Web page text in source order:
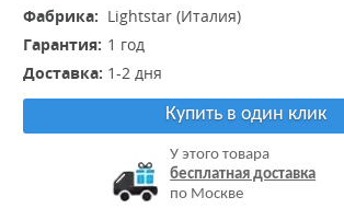
Фабрика: Lightstar (Италия)
Гарантия: 1 год
Доставка: 1-2 дня
Купить в один клик
У этого товара
бесплатная доставка
по Москве